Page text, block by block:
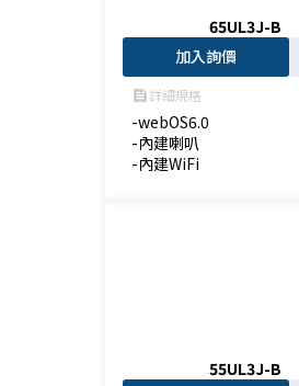
65UL3J-B
加入詢價
feed詳細規格
-webOS6.0
-內建喇叭
-內建WiFi
55UL3J-B